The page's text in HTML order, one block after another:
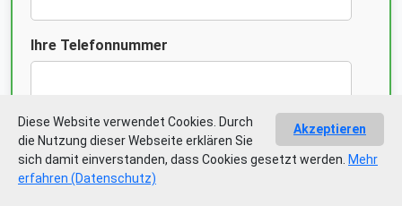
Ihre Telefonnummer
Gebäudeart Akzeptieren
Diese Website verwendet Cookies. Durch
die Nutzung dieser Webseite erklären Sie
sich damit einverstanden, dass Cookies gesetzt werden. Mehr
erfahren (Datenschutz)